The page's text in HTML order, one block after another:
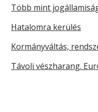
Több mint
Hatalomra kerülés
Kormányváltás,
Távoli vészharang.